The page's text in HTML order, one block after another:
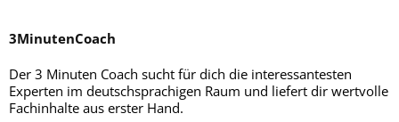
3MinutenCoach
Der 3 Minuten Coach sucht für dich die interessantesten
Experten im deutschsprachigen Raum und liefert dir wertvolle
Fachinhalte aus erster Hand.